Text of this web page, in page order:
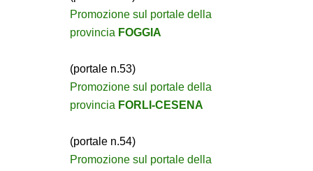
Promozione sul portale della
provincia FOGGIA
(portale n.53)
Promozione sul portale della
provincia FORLI-CESENA
(portale n.54)
Promozione sul portale della